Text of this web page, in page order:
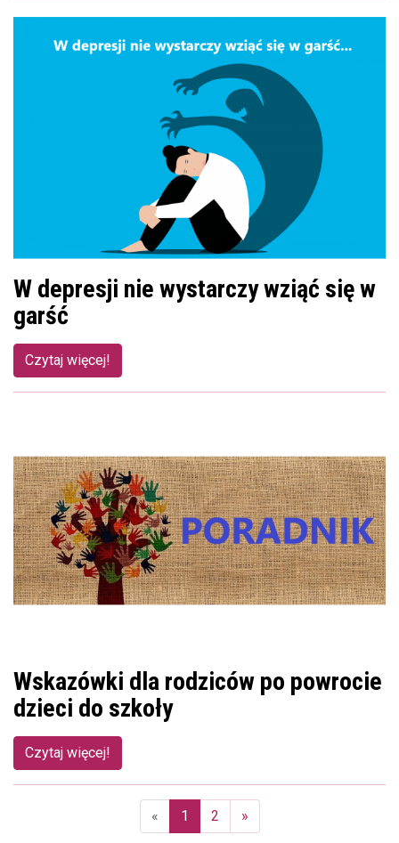
W depresji nie wystarczy wziąć się w
garść
Czytaj więcej!
Wskazówki dla rodziców po powrocie
dzieci do szkoły
Czytaj więcej!
«
1
2 »